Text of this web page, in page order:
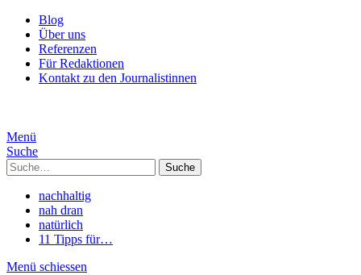
Blog
Über uns
Referenzen
Für Redaktionen
Kontakt zu den Journalistinnen
Menü
Suche
Suche
nachhaltig
nah dran
natürlich
11 Tipps für…
Menü schiessen